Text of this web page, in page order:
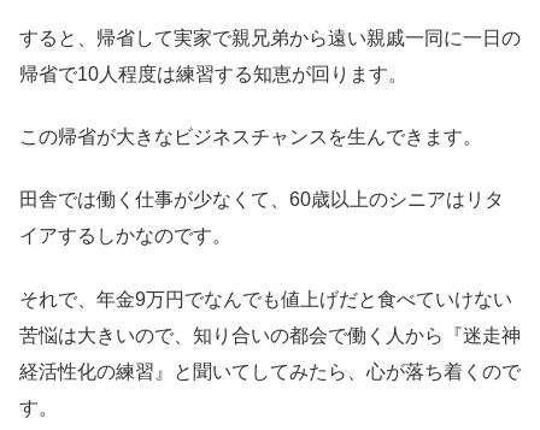
すると、帰省して実家で親兄弟から遠い親戚一同に一日の
帰省で10人程度は練習する知恵が回ります。
この帰省が大きなビジネスチャンスを生んできます。
田舎では働く仕事が少なくて、60歳以上のシニアはリタ
イアするしかなのです。
それで、年金9万円でなんでも値上げだと食べていけない
苦悩は大きいので、知り合いの都会で働く人から『迷走神
経活性化の練習』と聞いてしてみたら、心が落ち着くので
す。